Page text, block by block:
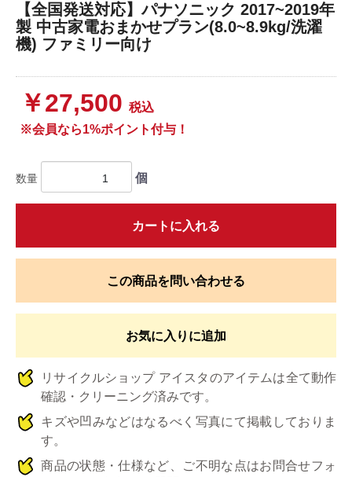
【全国発送対応】パナソニック 2017~2019年
製 中古家電おまかせプラン(8.0~8.9kg/洗濯
機) ファミリー向け
￥27,500 税込
※会員なら1%ポイント付与！
数量 個
カートに入れる
この商品を問い合わせる
お気に入りに追加
リサイクルショップ アイスタのアイテムは全て動作
確認・クリーニング済みです。
キズや凹みなどはなるべく写真にて掲載しておりま
す。
商品の状態・仕様など、ご不明な点はお問合せフォ